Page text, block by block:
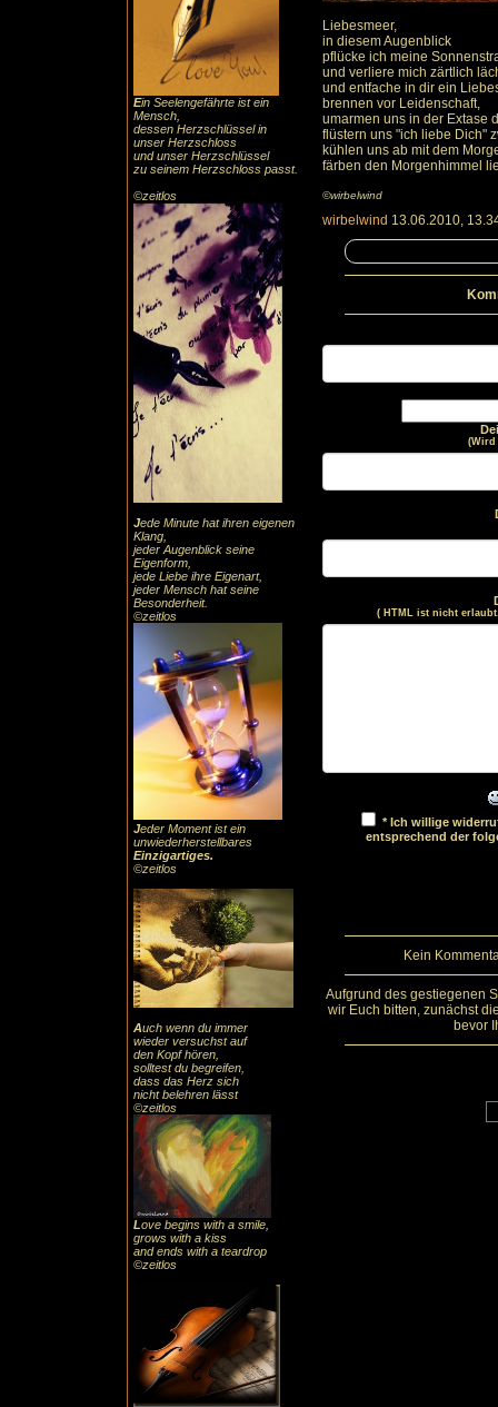
Ein Seelengefährte ist ein
Mensch,
dessen Herzschlüssel in
unser Herzschloss
und unser Herzschlüssel
zu seinem Herzschloss passt.
©zeitlos
Jede Minute hat ihren eigenen
Klang,
jeder Augenblick seine
Eigenform,
jede Liebe ihre Eigenart,
jeder Mensch hat seine
Besonderheit.
©zeitlos
Jeder Moment ist ein
unwiederherstellbares
Einzigartiges.
©zeitlos
Auch wenn du immer
wieder versuchst auf
den Kopf hören,
solltest du begreifen,
dass das Herz sich
nicht belehren lässt
©zeitlos
Love begins with a smile,
grows with a kiss
and ends with a teardrop
©zeitlos
Liebesmeer,
in diesem Augenblick
pflücke ich meine
und verliere mich zärtlich
und entfache in dir ein
brennen vor Leidenschaft,
umarmen uns in der Extase
flüstern uns "ich liebe Dich"
kühlen uns ab mit dem
färben den Morgenhimmel
©wirbelwind
wirbelwind 13.06.2010,
(Wird
( HTML ist nicht
* Ich willige
entsprechend der
Kein
Aufgrund des gestiegenen
wir Euch bitten, zunächst
bevor